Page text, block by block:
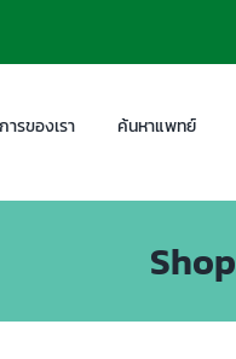
ารของเรา ค้นหาแพทย์
Shop